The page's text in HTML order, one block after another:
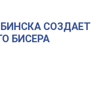
СОЗДАЕТ
БИСЕРА